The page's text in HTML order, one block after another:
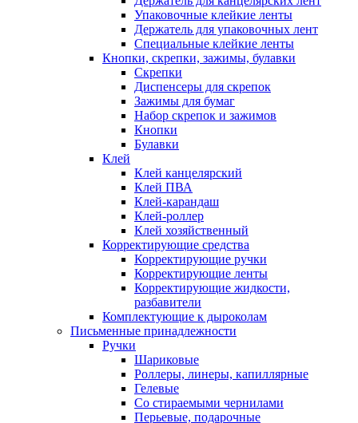
Упаковочные клейкие ленты
Держатель для упаковочных лент
Специальные клейкие ленты
Кнопки, скрепки, зажимы, булавки
Скрепки
Диспенсеры для скрепок
Зажимы для бумаг
Набор скрепок и зажимов
Кнопки
Булавки
Клей
Клей канцелярский
Клей ПВА
Клей-карандаш
Клей-роллер
Клей хозяйственный
Корректирующие средства
Корректирующие ручки
Корректирующие ленты
Корректирующие жидкости,
разбавители
Комплектующие к дыроколам
Письменные принадлежности
Ручки
Шариковые
Роллеры, линеры, капиллярные
Гелевые
Со стираемыми чернилами
Перьевые, подарочные